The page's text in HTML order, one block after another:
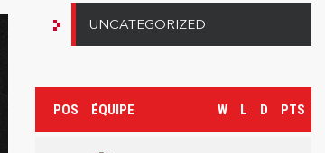
UNCATEGORIZED
POS ÉQUIPE W L D PTS